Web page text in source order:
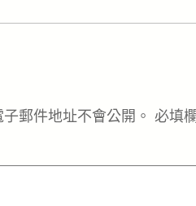
郵件地址不會公開。 必填